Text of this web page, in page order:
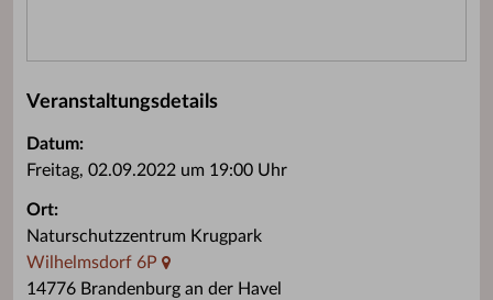
Veranstaltungsdetails
Datum:
Freitag, 02.09.2022 um 19:00 Uhr
Ort:
Naturschutzzentrum Krugpark
Wilhelmsdorf 6P
14776 Brandenburg an der Havel